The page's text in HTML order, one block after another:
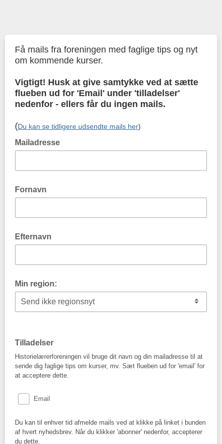
Få mails fra foreningen med faglige tips og nyt
om kommende kurser.
Vigtigt! Husk at give samtykke ved at sætte
flueben ud for 'Email' under 'tilladelser'
nedenfor - ellers får du ingen mails.
(Du kan se tidligere udsendte mails her)
Mailadresse
Fornavn
Efternavn
Min region:
Tilladelser
Historielærerforeningen vil bruge dit navn og din mailadresse til at
sende dig faglige tips om kurser, mv. Sæt flueben ud for 'email' for
at acceptere dette.
Email
Du kan til enhver tid afmelde mails ved at klikke på linket i bunden
af hvert nyhedsbrev. Når du klikker 'abonner' nedenfor, accepterer
du dette.